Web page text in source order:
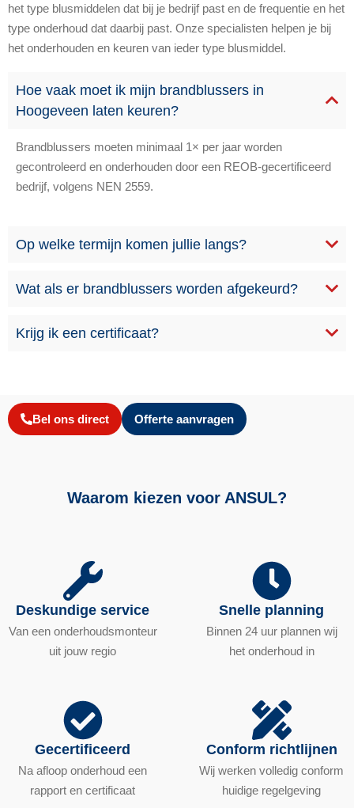
het type blusmiddelen dat bij je bedrijf past en de frequentie en het
type onderhoud dat daarbij past. Onze specialisten helpen je bij
het onderhouden en keuren van ieder type blusmiddel.
Hoe vaak moet ik mijn brandblussers in
Hoogeveen laten keuren?
Brandblussers moeten minimaal 1× per jaar worden
gecontroleerd en onderhouden door een REOB-gecertificeerd
bedrijf, volgens NEN 2559.
Op welke termijn komen jullie langs?
Wat als er brandblussers worden afgekeurd?
Krijg ik een certificaat?
Bel ons direct Offerte aanvragen
Waarom kiezen voor ANSUL?
Deskundige service
Van een onderhoudsmonteur
uit jouw regio
Snelle planning
Binnen 24 uur plannen wij
het onderhoud in
Gecertificeerd
Na afloop onderhoud een
rapport en certificaat
Conform richtlijnen
Wij werken volledig conform
huidige regelgeving